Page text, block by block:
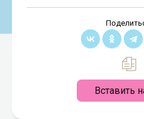
Вставить